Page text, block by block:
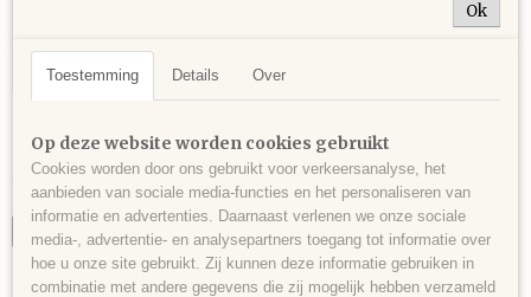
kristallen, Christmas Mine, Gila County,
Arizona, USA - 140 gram - 6 x 4,5 x 4 cm.
Kinoiet en apophylliet, heldere blauwe kristallen, Christmas…
€ 45,00
IN WINKELWAGEN
Ok
Toestemming Details Over
Op deze website worden cookies gebruikt
Cookies worden door ons gebruikt voor verkeersanalyse, het
aanbieden van sociale media-functies en het personaliseren van
informatie en advertenties. Daarnaast verlenen we onze sociale
media-, advertentie- en analysepartners toegang tot informatie over
hoe u onze site gebruikt. Zij kunnen deze informatie gebruiken in
combinatie met andere gegevens die zij mogelijk hebben verzameld